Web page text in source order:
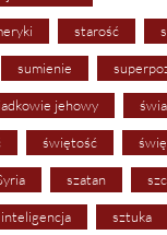
starość
sumienie
jehowy
świętość
szatan
sztuka